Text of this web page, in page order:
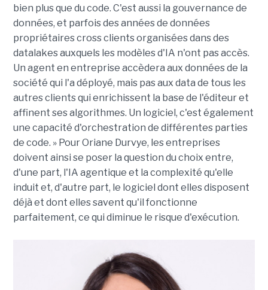
bien plus que du code. C'est aussi la gouvernance de
données, et parfois des années de données
propriétaires cross clients organisées dans des
datalakes auxquels les modèles d'IA n'ont pas accès.
Un agent en entreprise accèdera aux données de la
société qui l'a déployé, mais pas aux data de tous les
autres clients qui enrichissent la base de l'éditeur et
affinent ses algorithmes. Un logiciel, c'est également
une capacité d'orchestration de différentes parties
de code. » Pour Oriane Durvye, les entreprises
doivent ainsi se poser la question du choix entre,
d'une part, l'IA agentique et la complexité qu'elle
induit et, d'autre part, le logiciel dont elles disposent
déjà et dont elles savent qu'il fonctionne
parfaitement, ce qui diminue le risque d'exécution.